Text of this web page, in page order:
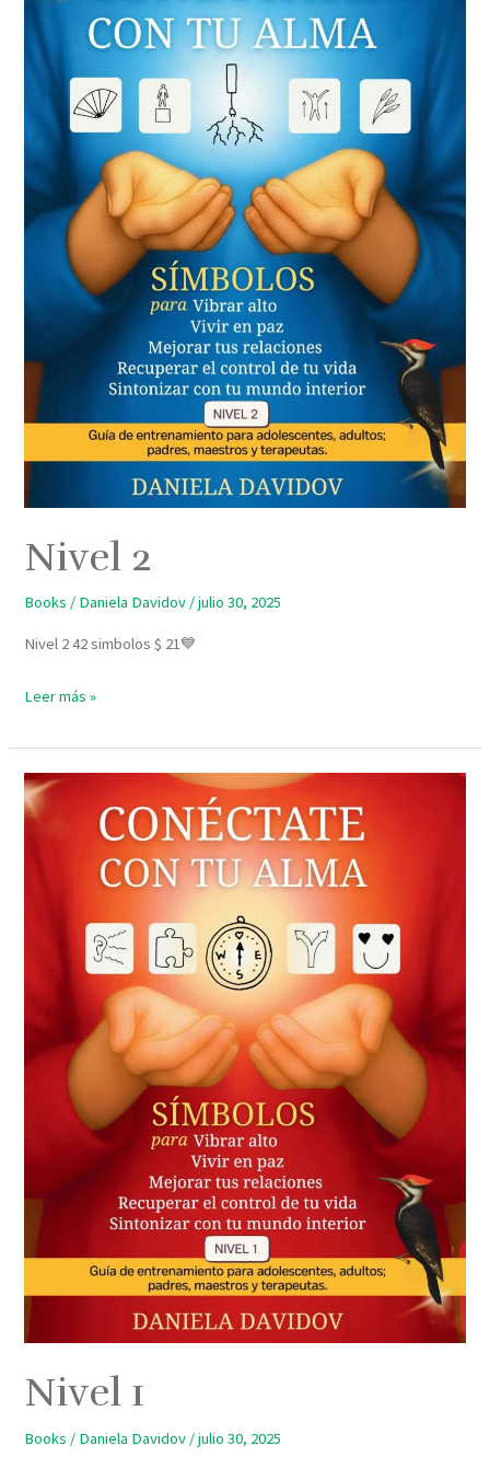
Nivel 2
Books / Daniela Davidov /julio 30, 2025
Nivel 2 42 simbolos $ 21💙
Leer más »
Nivel 1
Books / Daniela Davidov /julio 30, 2025
Nivel
1